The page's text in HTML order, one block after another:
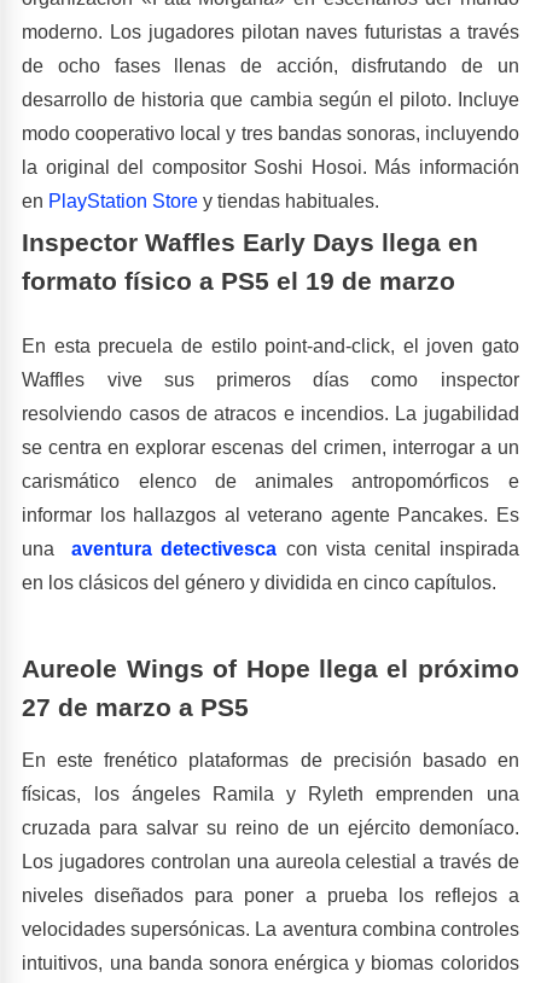
moderno. Los jugadores pilotan naves futuristas a través
de ocho fases llenas de acción, disfrutando de un
desarrollo de historia que cambia según el piloto. Incluye
modo cooperativo local y tres bandas sonoras, incluyendo
la original del compositor Soshi Hosoi. Más información
en PlayStation Store y tiendas habituales.
Inspector Waffles Early Days llega en
formato físico a PS5 el 19 de marzo
En esta precuela de estilo point-and-click, el joven gato
Waffles vive sus primeros días como inspector
resolviendo casos de atracos e incendios. La jugabilidad
se centra en explorar escenas del crimen, interrogar a un
carismático elenco de animales antropomórficos e
informar los hallazgos al veterano agente Pancakes. Es
una
aventura detectivesca con vista cenital inspirada
en los clásicos del género y dividida en cinco capítulos.
Aureole Wings of Hope llega el próximo
27 de marzo a PS5
En este frenético plataformas de precisión basado en
físicas, los ángeles Ramila y Ryleth emprenden una
cruzada para salvar su reino de un ejército demoníaco.
Los jugadores controlan una aureola celestial a través de
niveles diseñados para poner a prueba los reflejos a
velocidades supersónicas. La aventura combina controles
intuitivos, una banda sonora enérgica y biomas coloridos